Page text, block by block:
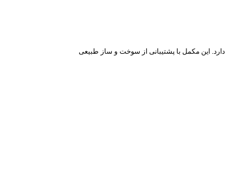
دارد. این مکمل با پشتیبانی از سوخت‌ و ساز طبیعی